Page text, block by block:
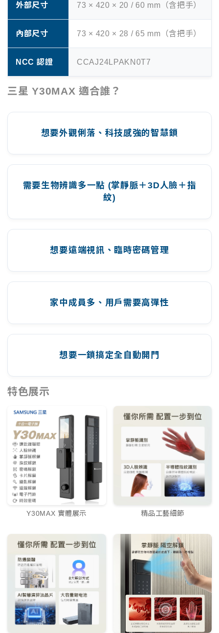
外部尺寸 73 × 420 × 20 / 60 mm（含把手）
內部尺寸 73 × 420 × 28 / 65 mm（含把手）
NCC 認證 CCAJ24LPAKN0T7
三星 Y30MAX 適合誰？
想要外觀俐落、科技感強的智慧鎖
需要生物辨識多一點 (掌靜脈＋3D人臉＋指
紋)
想要遠端視訊、臨時密碼管理
家中成員多、用戶需要高彈性
想要一鎖搞定全自動開門
特色展示
Y30MAX 實體展示 精品工藝細節